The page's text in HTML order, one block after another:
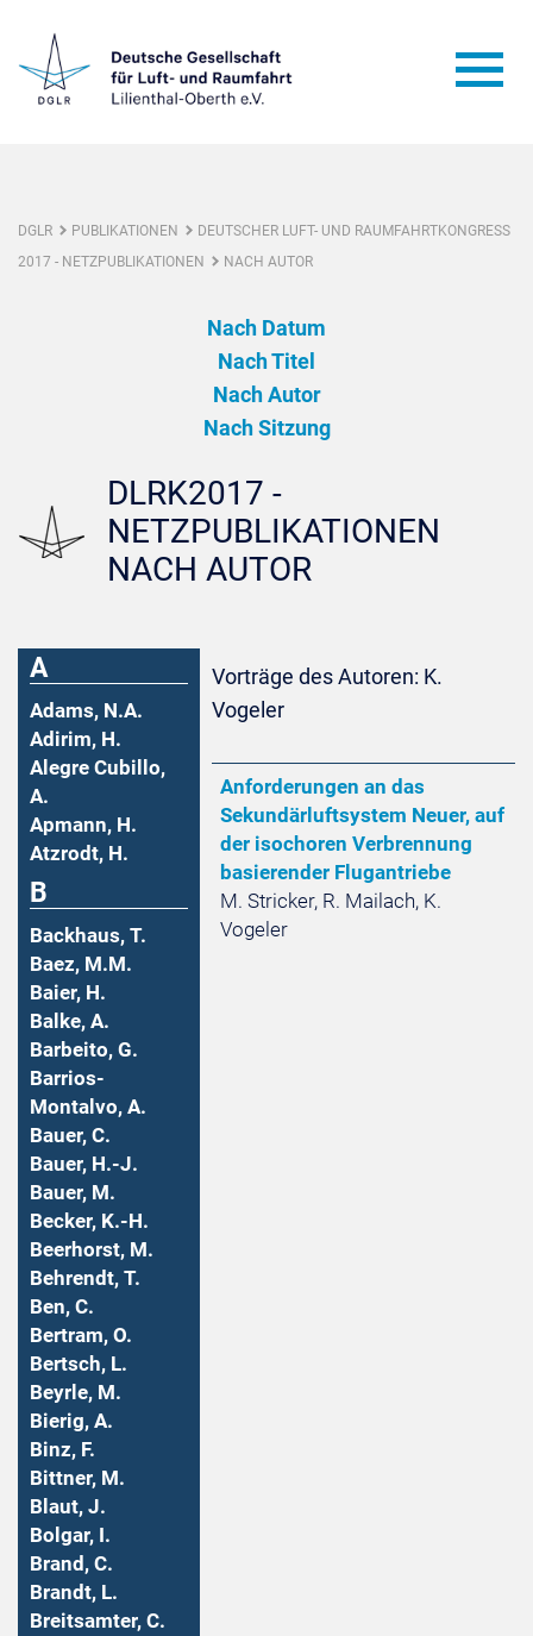
DGLR PUBLIKATIONEN
DEUTSCHER LUFT- UND RAUMFAHRTKONGRESS
2017 - NETZPUBLIKATIONEN
NACH AUTOR
Nach Datum
Nach Titel
Nach Autor
Nach Sitzung
DLRK2017 -
NETZPUBLIKATIONEN
NACH AUTOR
A
Adams, N.A.
Adirim, H.
Alegre Cubillo,
A.
Apmann, H.
Atzrodt, H.
B
Backhaus, T.
Baez, M.M.
Baier, H.
Balke, A.
Barbeito, G.
Barrios-
Montalvo, A.
Bauer, C.
Bauer, H.-J.
Bauer, M.
Becker, K.-H.
Beerhorst, M.
Behrendt, T.
Ben, C.
Bertram, O.
Bertsch, L.
Beyrle, M.
Bierig, A.
Binz, F.
Bittner, M.
Blaut, J.
Bolgar, I.
Brand, C.
Brandt, L.
Breitsamter, C.
Vorträge des Autoren: K.
Vogeler
Anforderungen an das
Sekundärluftsystem Neuer, auf
der isochoren Verbrennung
basierender Flugantriebe
M. Stricker, R. Mailach, K.
Vogeler